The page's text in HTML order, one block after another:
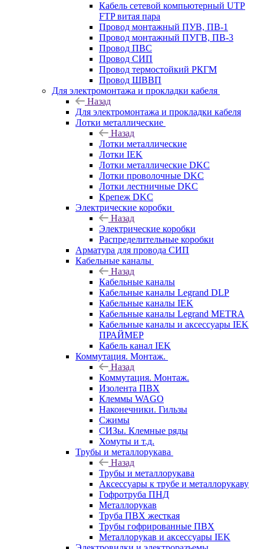
Кабель сетевой компьютерный UTP
FTP витая пара
Провод монтажный ПУВ, ПВ-1
Провод монтажный ПУГВ, ПВ-3
Провод ПВС
Провод СИП
Провод термостойкий РКГМ
Провод ШВВП
Для электромонтажа и прокладки кабеля
Назад
Для электромонтажа и прокладки кабеля
Лотки металлические
Назад
Лотки металлические
Лотки IEK
Лотки металлические DKC
Лотки проволочные DKC
Лотки лестничные DKC
Крепеж DKC
Электрические коробки
Назад
Электрические коробки
Распределительные коробки
Арматура для провода СИП
Кабельные каналы
Назад
Кабельные каналы
Кабельные каналы Legrand DLP
Кабельные каналы IEK
Кабельные каналы Legrand METRA
Кабельные каналы и аксессуары IEK
ПРАЙМЕР
Кабель канал IEK
Коммутация. Монтаж.
Назад
Коммутация. Монтаж.
Изолента ПВХ
Клеммы WAGO
Наконечники. Гильзы
Сжимы
СИЗы. Клемные ряды
Хомуты и т.д.
Трубы и металлорукава
Назад
Трубы и металлорукава
Аксессуары к трубе и металлорукаву
Гофротруба ПНД
Металлорукав
Труба ПВХ жесткая
Трубы гофрированные ПВХ
Металлорукав и аксессуары IEK